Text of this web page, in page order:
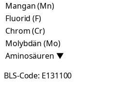
Mangan (Mn)
Fluorid (F)
Chrom (Cr)
Molybdän (Mo)
Aminosäuren ▼
BLS-Code: E131100